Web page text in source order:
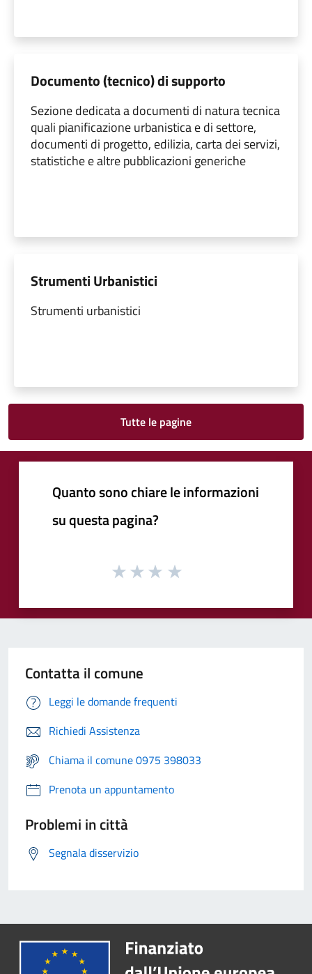
Documento (tecnico) di supporto
Sezione dedicata a documenti di natura tecnica
quali pianificazione urbanistica e di settore,
documenti di progetto, edilizia, carta dei servizi,
statistiche e altre pubblicazioni generiche
Strumenti Urbanistici
Strumenti urbanistici
Tutte le pagine
Quanto sono chiare le informazioni
su questa pagina?
Contatta il comune
Leggi le domande frequenti
Richiedi Assistenza
Chiama il comune 0975 398033
Prenota un appuntamento
Problemi in città
Segnala disservizio